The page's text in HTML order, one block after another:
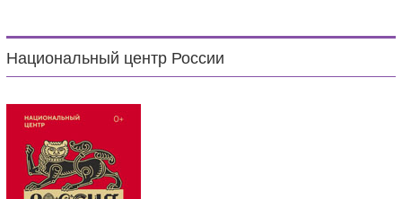
Национальный центр России